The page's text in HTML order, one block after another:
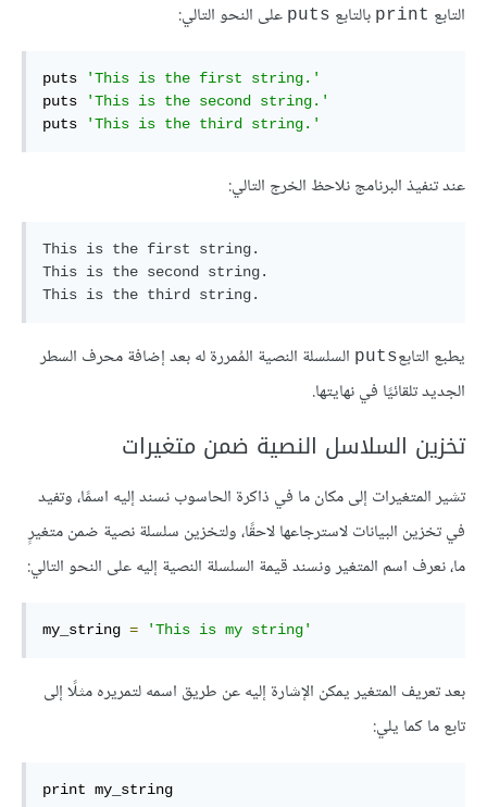
التابع print بالتابع puts على النحو التالي:
puts
'This is the first string.'
puts
'This is the second string.'
puts
'This is the third string.'
عند تنفيذ البرنامج نلاحظ الخرج التالي:
This is the first string.
This is the second string.
يطبع التابعputs السلسلة النصية المُمررة له بعد إضافة محرف السطر
الجديد تلقائيًا في نهايتها.
تخزين السلاسل النصية ضمن متغيرات
تشير المتغيرات إلى مكان ما في ذاكرة الحاسوب نسند إليه اسمًا، وتفيد
في تخزين البيانات لاسترجاعها لاحقًا، ولتخزين سلسلة نصية ضمن متغيرٍ
ما، نعرف اسم المتغير ونسند قيمة السلسلة النصية إليه على النحو التالي:
my_string = 'This is my string'
بعد تعريف المتغير يمكن الإشارة إليه عن طريق اسمه لتمريره مثلًا إلى
تابع ما كما يلي:
print my_string